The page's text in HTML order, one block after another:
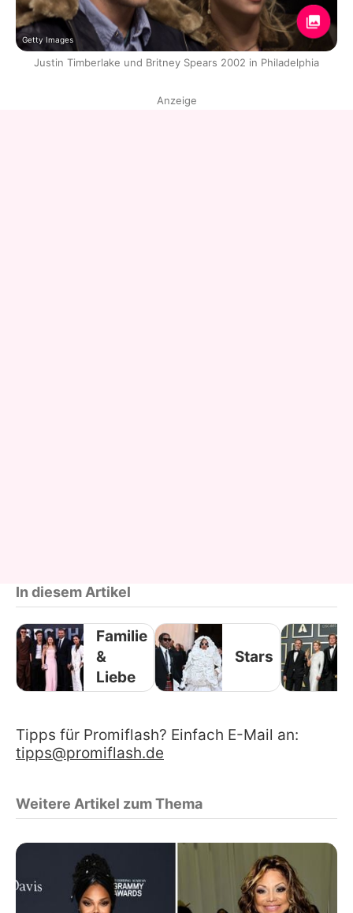
Getty Images
Justin Timberlake und Britney Spears 2002 in Philadelphia
Anzeige
In diesem Artikel
Familie
&
Liebe
Stars
Tipps für Promiflash? Einfach E-Mail an:
tipps@promiflash.de
Weitere Artikel zum Thema